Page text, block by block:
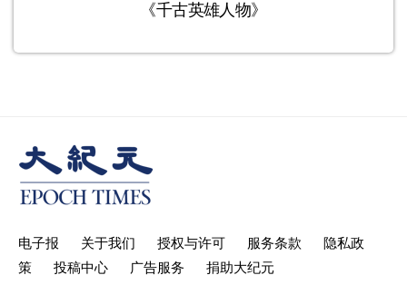
《千古英雄人物》
电子报 关于我们 授权与许可 服务条款
隐私政
策
投稿中心 广告服务 捐助大纪元